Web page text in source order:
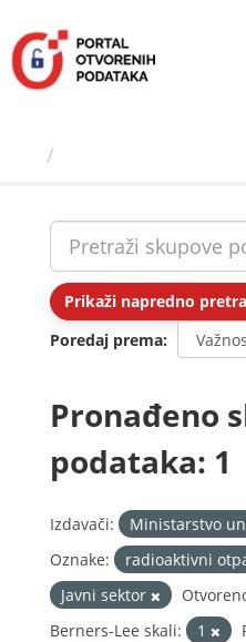
sadržaj
Prikaži napredno
Poredaj prema
Pronađeno
podataka: 1
Izdavači:
Ministarstvo
Oznake:
radioaktivni
Javni sektor
Berners-Lee skali:
1